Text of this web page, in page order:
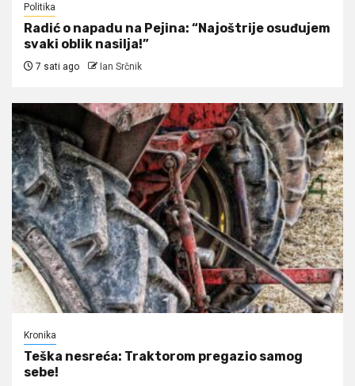
Politika
Radić o napadu na Pejina: “Najoštrije osuđujem
svaki oblik nasilja!”
7 sati ago Ian Srčnik
Kronika
Teška nesreća: Traktorom pregazio samog
sebe!